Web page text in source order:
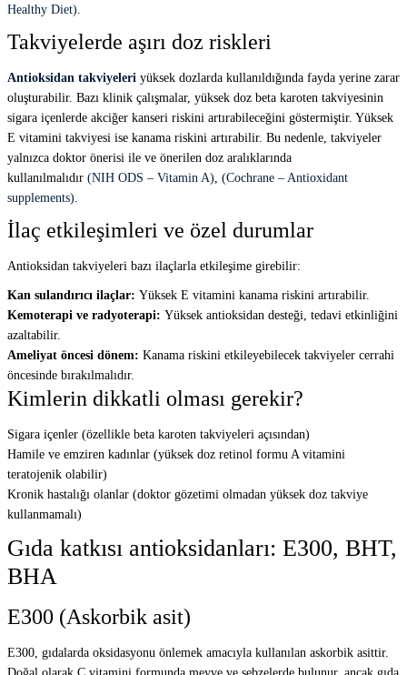
Healthy Diet).
Takviyelerde aşırı doz riskleri
Antioksidan takviyeleri yüksek dozlarda kullanıldığında fayda yerine zarar
oluşturabilir. Bazı klinik çalışmalar, yüksek doz beta karoten takviyesinin
sigara içenlerde akciğer kanseri riskini artırabileceğini göstermiştir. Yüksek
E vitamini takviyesi ise kanama riskini artırabilir. Bu nedenle, takviyeler
yalnızca doktor önerisi ile ve önerilen doz aralıklarında
kullanılmalıdır (NIH ODS – Vitamin A), (Cochrane – Antioxidant
supplements).
İlaç etkileşimleri ve özel durumlar
Antioksidan takviyeleri bazı ilaçlarla etkileşime girebilir:
Kan sulandırıcı ilaçlar: Yüksek E vitamini kanama riskini artırabilir.
Kemoterapi ve radyoterapi: Yüksek antioksidan desteği, tedavi etkinliğini
azaltabilir.
Ameliyat öncesi dönem: Kanama riskini etkileyebilecek takviyeler cerrahi
öncesinde bırakılmalıdır.
Kimlerin dikkatli olması gerekir?
Sigara içenler (özellikle beta karoten takviyeleri açısından)
Hamile ve emziren kadınlar (yüksek doz retinol formu A vitamini
teratojenik olabilir)
Kronik hastalığı olanlar (doktor gözetimi olmadan yüksek doz takviye
kullanmamalı)
Gıda katkısı antioksidanları: E300, BHT,
BHA
E300 (Askorbik asit)
E300, gıdalarda oksidasyonu önlemek amacıyla kullanılan askorbik asittir.